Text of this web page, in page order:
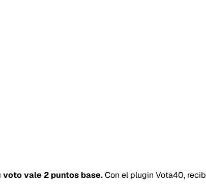
vale 2 puntos base.Con el plugin Vota40,